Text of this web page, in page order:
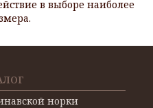
в выборе наиболее
норки